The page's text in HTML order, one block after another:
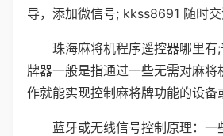
导，添加微信号; kkss8691 随时交
珠海麻将机程序遥控器哪里有
牌器一般是指通过一些无需对麻将
作就能实现控制麻将牌功能的设备
蓝牙或无线信号控制原理：一